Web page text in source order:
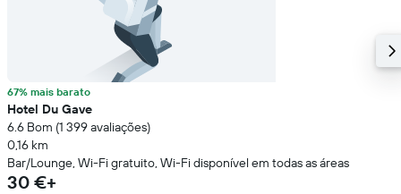
67% mais barato
Hotel Du Gave
6.6 Bom (1 399 avaliações)
0,16 km
Bar/Lounge, Wi-Fi gratuito, Wi-Fi disponível em todas as áreas
30 €+